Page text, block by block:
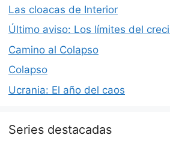
Las cloacas de Interior
Último aviso: Los límites del
Camino al Colapso
Colapso
Ucrania: El año del caos
Series destacadas